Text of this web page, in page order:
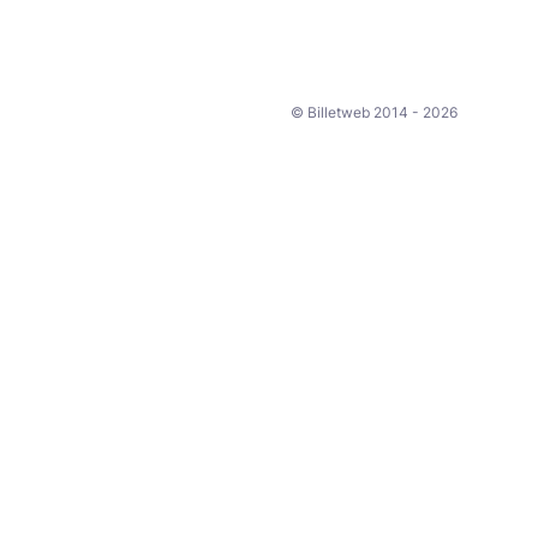
© Billetweb 2014 - 2026